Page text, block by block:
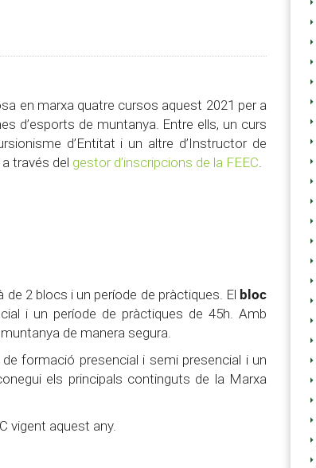
en marxa quatre cursos aquest 2021 per a
d’esports de muntanya. Entre ells, un curs
d’Entitat i un altre d’Instructor de
través del gestor d’inscripcions de la FEEC.
2 blocs i un període de pràctiques. El bloc
i un període de pràctiques de 45h. Amb
de manera segura.
formació presencial i semi presencial i un
els principals continguts de la Marxa
vigent aquest any.